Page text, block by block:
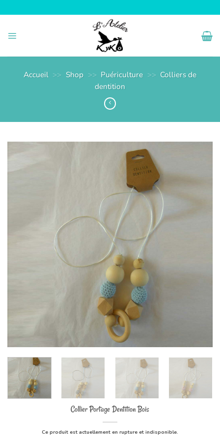
au
Accueil >> Shop >> Puériculture >> Colliers de
dentition
Collier Portage Dentition Bois
Ce produit est actuellement en rupture et indisponible.